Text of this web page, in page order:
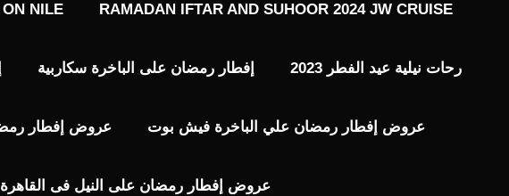
RAMADAN IFTAR AND SUHOOR 2024 JW CRUISE
NILE
رحات نيلية عيد الفطر 2023 إفطار رمضان على الباخرة سكاربية
عروض إفطار رمضان علي الباخرة فيش بوت عروض إفطار
عروض إفطار رمضان على النيل فى القاهرة